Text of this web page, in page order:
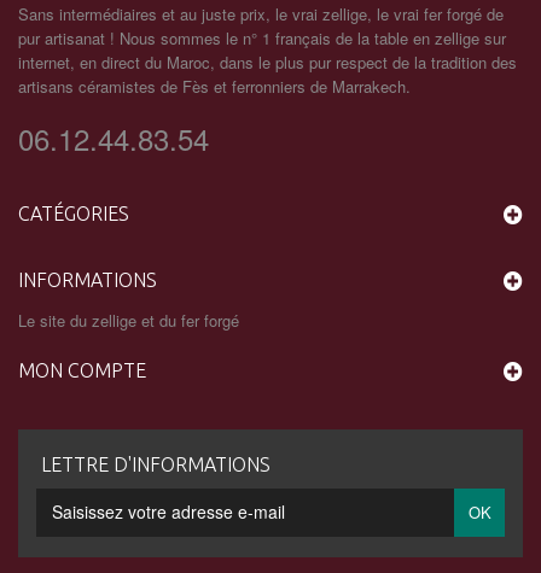
Sans intermédiaires et au juste prix, le vrai zellige, le vrai fer forgé de
pur artisanat ! Nous sommes le n° 1 français de la table en zellige sur
internet, en direct du Maroc, dans le plus pur respect de la tradition des
artisans céramistes de Fès et ferronniers de Marrakech.
06.12.44.83.54
CATÉGORIES
INFORMATIONS
Le site du zellige et du fer forgé
MON COMPTE
LETTRE D'INFORMATIONS
OK